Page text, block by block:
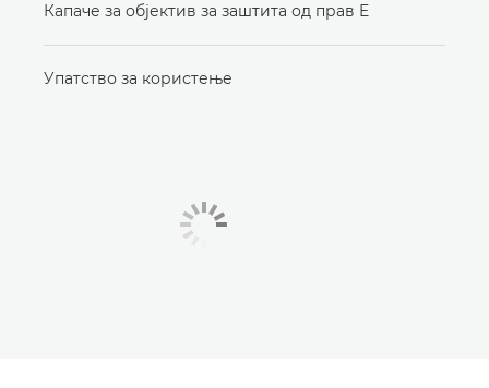
Капаче за објектив за заштита од прав E
Упатство за користење